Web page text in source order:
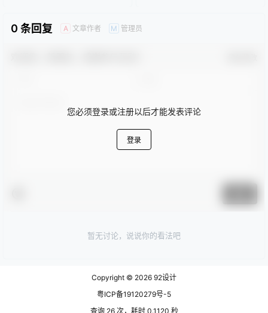
0 条回复 A 文章作者 M 管理员
您必须登录或注册以后才能发表评论
登录
暂无讨论，说说你的看法吧
Copyright © 2026 92设计
粤ICP备19120279号-5
查询 26 次，耗时 0.1120 秒